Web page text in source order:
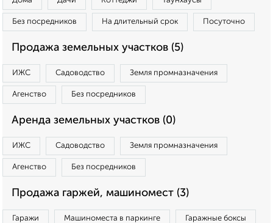
Без посредников На длительный срок Посуточно
Продажа земельных участков (5)
ИЖС Садоводство Земля промназначения
Агенство Без посредников
Аренда земельных участков (0)
ИЖС Садоводство Земля промназначения
Агенство Без посредников
Продажа гаржей, машиномест (3)
Гаражи Машиноместа в паркинге Гаражные боксы